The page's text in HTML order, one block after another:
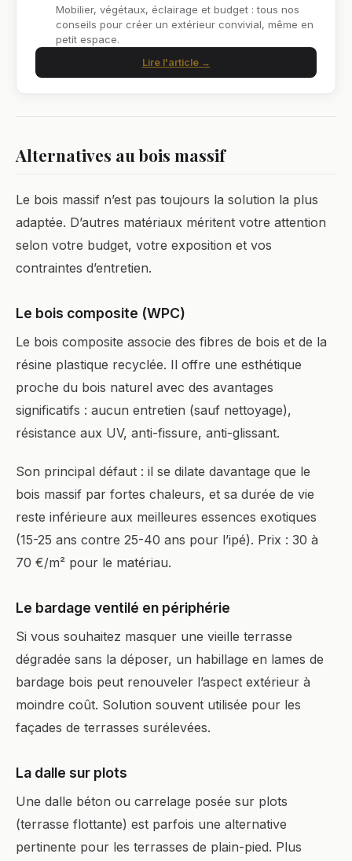
Mobilier, végétaux, éclairage et budget : tous nos
conseils pour créer un extérieur convivial, même en
petit espace.
Lire l'article →
Alternatives au bois massif
Le bois massif n’est pas toujours la solution la plus
adaptée. D’autres matériaux méritent votre attention
selon votre budget, votre exposition et vos
contraintes d’entretien.
Le bois composite (WPC)
Le bois composite associe des fibres de bois et de la
résine plastique recyclée. Il offre une esthétique
proche du bois naturel avec des avantages
significatifs : aucun entretien (sauf nettoyage),
résistance aux UV, anti-fissure, anti-glissant.
Son principal défaut : il se dilate davantage que le
bois massif par fortes chaleurs, et sa durée de vie
reste inférieure aux meilleures essences exotiques
(15-25 ans contre 25-40 ans pour l’ipé). Prix : 30 à
70 €/m² pour le matériau.
Le bardage ventilé en périphérie
Si vous souhaitez masquer une vieille terrasse
dégradée sans la déposer, un habillage en lames de
bardage bois peut renouveler l’aspect extérieur à
moindre coût. Solution souvent utilisée pour les
façades de terrasses surélevées.
La dalle sur plots
Une dalle béton ou carrelage posée sur plots
(terrasse flottante) est parfois une alternative
pertinente pour les terrasses de plain-pied. Plus